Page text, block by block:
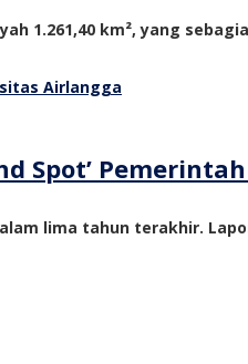
1.261,40 km², yang
Spot’
lima tahun terakhir.